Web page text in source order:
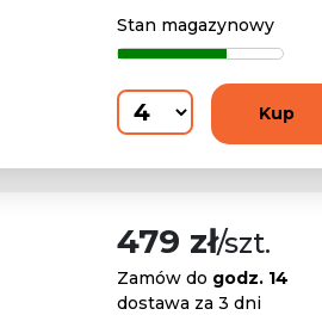
Stan magazynowy
Kup
479 zł/szt.
Zamów do godz. 14
dostawa za 3 dni